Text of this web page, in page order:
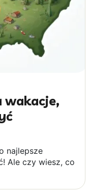
wakacje,
najlepsze
Ale czy wiesz, co